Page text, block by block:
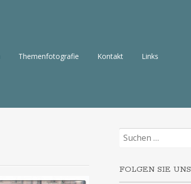
Themenfotografie Kontakt Links
Suchen
nach:
FOLGEN SIE UNS